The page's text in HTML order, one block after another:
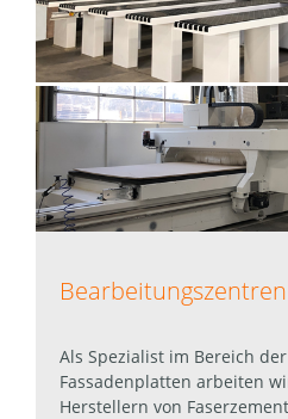
Bearbeitungszentren
Als Spezialist im Bereich
Fassadenplatten arbeiten
Herstellern von